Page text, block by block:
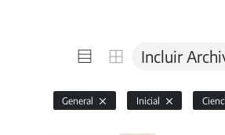
Incluir
General Inicial